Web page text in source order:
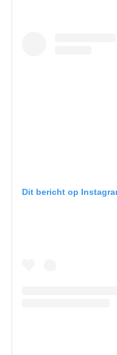
Dit bericht op